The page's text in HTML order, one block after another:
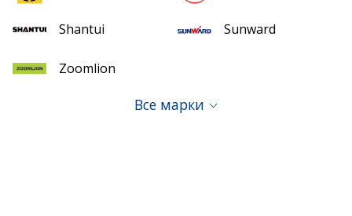
Shantui Sunward
Zoomlion
Все марки